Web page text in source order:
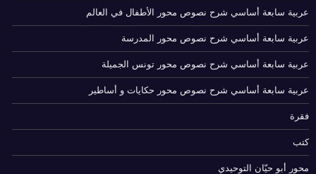
عربية سابعة أساسي شرح نصوص محور الأطفال في العالم
عربية سابعة أساسي شرح نصوص محور المدرسة
عربية سابعة أساسي شرح نصوص محور تونس الجميلة
عربية سابعة أساسي شرح نصوص محور حكايات و أساطير
فقرة
كتب
محور أبو حيّان التوحيدي